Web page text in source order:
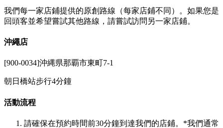
我們每一家店鋪提供的原創路線（每家店鋪不同）。如果您是
回頭客並希望嘗試其他路線，請嘗試訪問另一家店鋪。
沖繩店
[900-0034]沖縄県那覇市東町7-1
朝日橋站步行4分鐘
活動流程
請確保在預約時間前30分鐘到達我們的店鋪。*我們通常